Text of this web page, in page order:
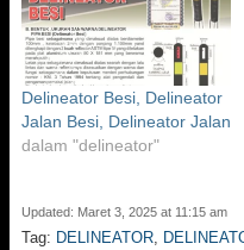
Delineator Besi, Delineator
Jalan Besi, Delineator Jalan
dalam "delineator"
Updated: Maret 3, 2025 at 11:15 am
Tag: DELINEATOR,